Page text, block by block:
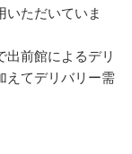
いただいていま
前館によるデリ
えてデリバリー需